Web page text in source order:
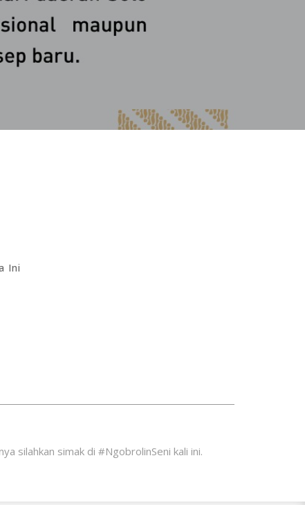
Ini
silahkan simak di #NgobrolinSeni kali ini.